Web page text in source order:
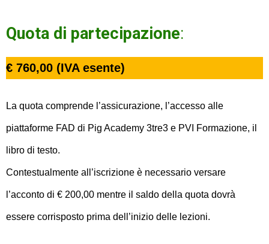
Quota di partecipazione:
€ 760,00 (IVA esente)
La quota comprende l’assicurazione, l’accesso alle
piattaforme FAD di Pig Academy 3tre3 e PVI Formazione, il
libro di testo.
Contestualmente all’iscrizione è necessario versare
l’acconto di € 200,00 mentre il saldo della quota dovrà
essere corrisposto prima dell’inizio delle lezioni.